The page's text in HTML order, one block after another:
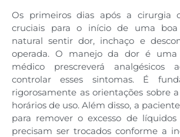
Os primeiros dias após a cirurgia
cruciais para o início de uma boa
natural sentir dor, inchaço e
operada. O manejo da dor é
médico prescreverá analgésicos
controlar esses sintomas. É
rigorosamente as orientações sobre
horários de uso. Além disso, a
para remover o excesso de
precisam ser trocados conforme a